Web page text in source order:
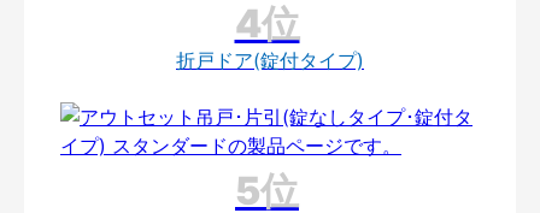
折戸ドア(錠付タイプ)